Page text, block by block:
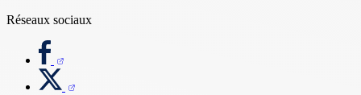
Réseaux sociaux